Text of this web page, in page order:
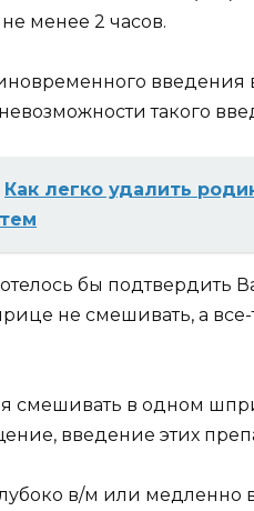
менее 2 часов.
введения
такого
Как легко удалить
бы подтвердить
не смешивать, а
смешивать в одном
введение этих
в/м или медленно